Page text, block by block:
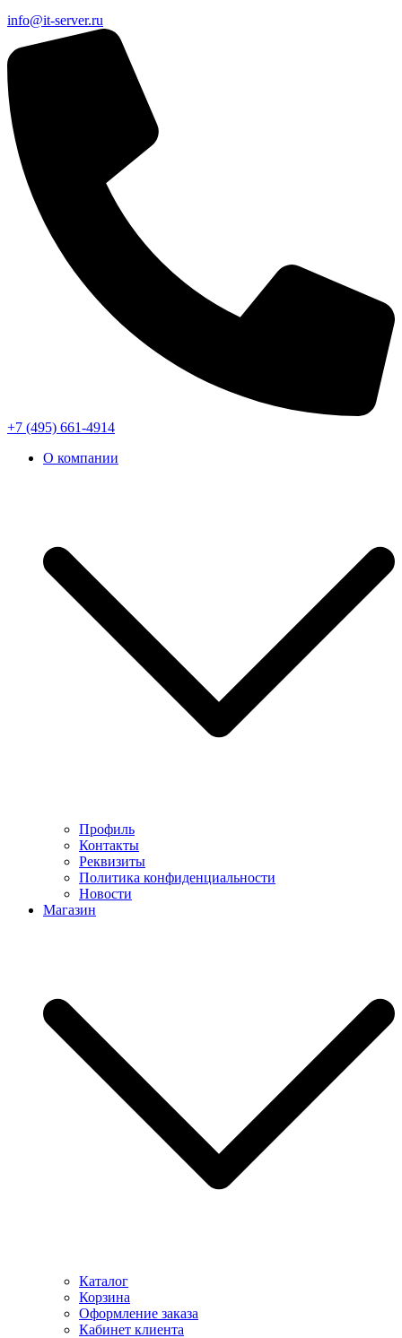
info@it-server.ru
+7 (495) 661-4914
О компании
Профиль
Контакты
Реквизиты
Политика конфиденциальности
Новости
Магазин
Каталог
Корзина
Оформление заказа
Кабинет клиента